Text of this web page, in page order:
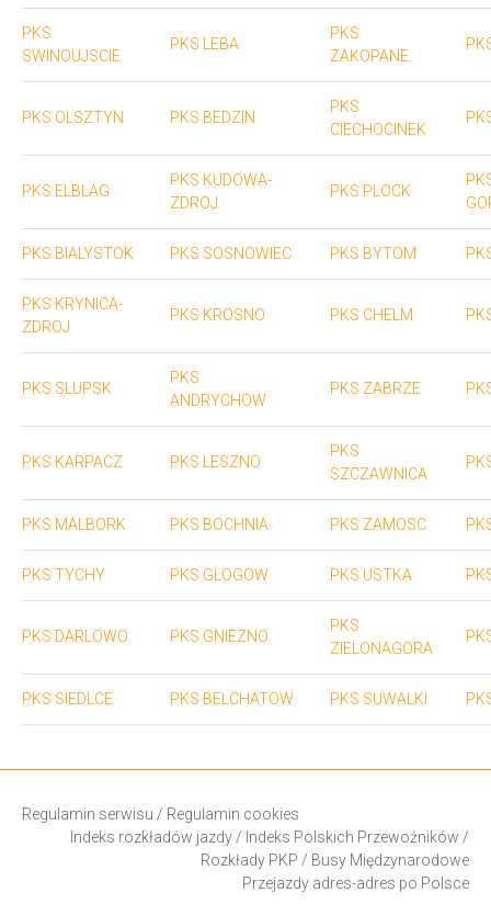
PKS
SWINOUJSCIE
PKS LEBA
PKS
ZAKOPANE
PKS OLSZTYN PKS BEDZIN
PKS
CIECHOCINEK
PKS ELBLAG
PKS KUDOWA-
ZDROJ
PKS PLOCK
PKS BIALYSTOK PKS SOSNOWIEC PKS BYTOM
PKS KRYNICA-
ZDROJ
PKS KROSNO PKS CHELM
PKS SLUPSK
PKS
ANDRYCHOW
PKS ZABRZE
PKS KARPACZ PKS LESZNO
PKS
SZCZAWNICA
PKS MALBORK PKS BOCHNIA PKS ZAMOSC
PKS TYCHY PKS GLOGOW PKS USTKA
PKS DARLOWO PKS GNIEZNO
PKS
ZIELONAGORA
PKS SIEDLCE PKS BELCHATOW PKS SUWALKI
Regulamin serwisu / Regulamin cookies
Indeks rozkładów jazdy / Indeks Polskich Przewoźników /
Rozkłady PKP / Busy Międzynarodowe
Przejazdy adres-adres po Polsce